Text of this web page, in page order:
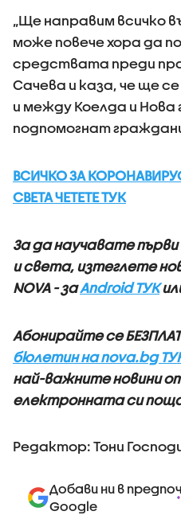
„Ще направим всичко
може повече хора да
средствата преди
Сачева и каза, че ще
и между Коелда и Нова
подпомогнат
ВСИЧКО ЗА
СВЕТА ЧЕТЕТЕ ТУК
За да научавате
и света, изтеглете
NOVA - заAndroid ТУК
Абонирайте се
бюлетин на nova.bg
най-важните новини
електронната си
Редактор: Тони
Добави ни в
Google